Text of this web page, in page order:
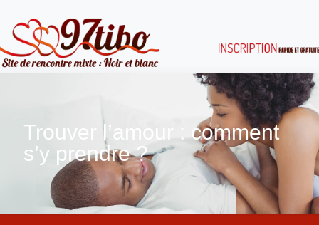
Trouver l’amour : comment
s’y prendre ?